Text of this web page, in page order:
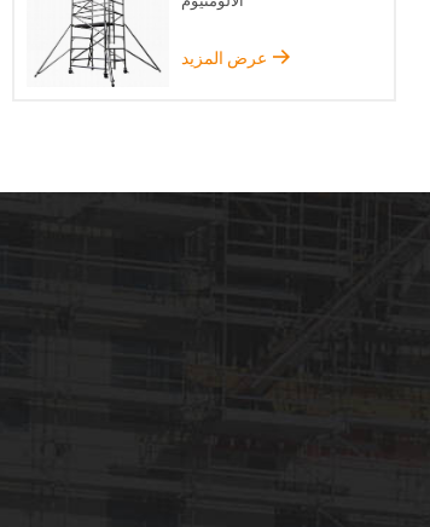
عرض المزيد